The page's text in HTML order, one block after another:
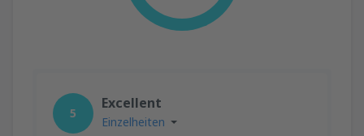
5
Excellent
Einzelheiten